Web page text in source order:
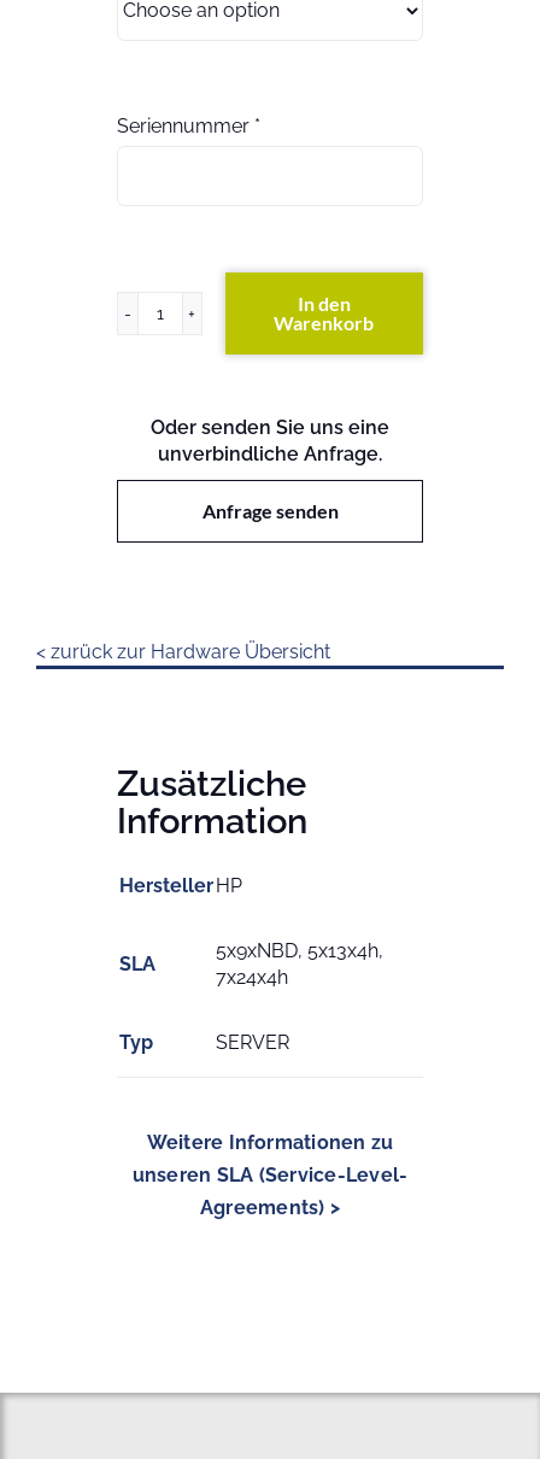
Seriennummer *
ProLiant
In den
Warenkorb
Oder senden Sie uns eine
unverbindliche Anfrage.
Anfrage senden
< zurück zur Hardware Übersicht
Zusätzliche
Information
HerstellerHP
SLA
5x9xNBD, 5x13x4h,
7x24x4h
Typ SERVER
Weitere Informationen zu
unseren SLA (Service-Level-
Agreements) >